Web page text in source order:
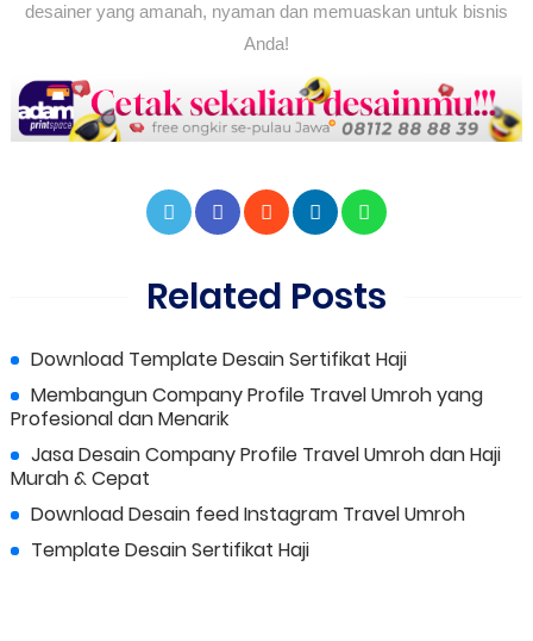
desainer yang amanah, nyaman dan memuaskan untuk bisnis
Anda!
Related Posts
Download Template Desain Sertifikat Haji
Membangun Company Profile Travel Umroh yang
Profesional dan Menarik
Jasa Desain Company Profile Travel Umroh dan Haji
Murah & Cepat
Download Desain feed Instagram Travel Umroh
Template Desain Sertifikat Haji